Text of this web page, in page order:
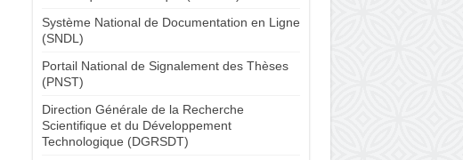
Système National de Documentation en Ligne
(SNDL)
Portail National de Signalement des Thèses
(PNST)
Direction Générale de la Recherche
Scientifique et du Développement
Technologique (DGRSDT)